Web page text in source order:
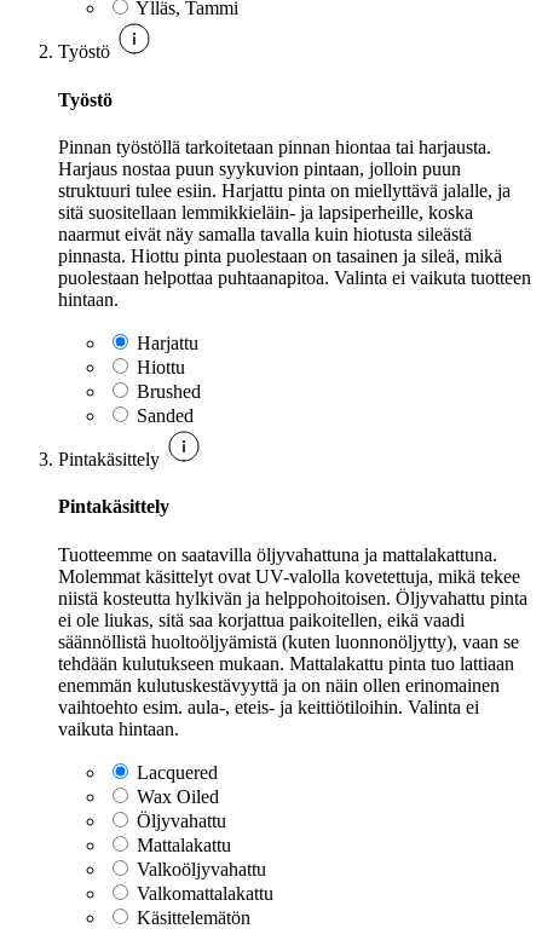
Ylläs, Tammi
Työstö
Työstö
Pinnan työstöllä tarkoitetaan pinnan hiontaa tai harjausta.
Harjaus nostaa puun syykuvion pintaan, jolloin puun
struktuuri tulee esiin. Harjattu pinta on miellyttävä jalalle, ja
sitä suositellaan lemmikkieläin- ja lapsiperheille, koska
naarmut eivät näy samalla tavalla kuin hiotusta sileästä
pinnasta. Hiottu pinta puolestaan on tasainen ja sileä, mikä
puolestaan helpottaa puhtaanapitoa. Valinta ei vaikuta tuotteen
hintaan.
Harjattu
Hiottu
Brushed
Sanded
Pintakäsittely
Pintakäsittely
Tuotteemme on saatavilla öljyvahattuna ja mattalakattuna.
Molemmat käsittelyt ovat UV-valolla kovetettuja, mikä tekee
niistä kosteutta hylkivän ja helppohoitoisen. Öljyvahattu pinta
ei ole liukas, sitä saa korjattua paikoitellen, eikä vaadi
säännöllistä huoltoöljyämistä (kuten luonnonöljytty), vaan se
tehdään kulutukseen mukaan. Mattalakattu pinta tuo lattiaan
enemmän kulutuskestävyyttä ja on näin ollen erinomainen
vaihtoehto esim. aula-, eteis- ja keittiötiloihin. Valinta ei
vaikuta hintaan.
Lacquered
Wax Oiled
Öljyvahattu
Mattalakattu
Valkoöljyvahattu
Valkomattalakattu
Käsittelemätön